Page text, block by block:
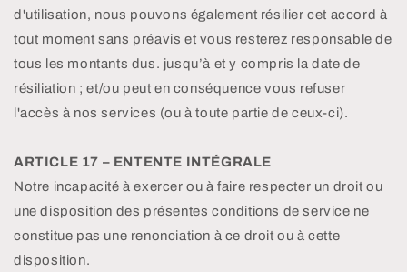
d'utilisation, nous pouvons également résilier cet accord à
tout moment sans préavis et vous resterez responsable de
tous les montants dus. jusqu’à et y compris la date de
résiliation ; et/ou peut en conséquence vous refuser
l'accès à nos services (ou à toute partie de ceux-ci).
ARTICLE 17 – ENTENTE INTÉGRALE
Notre incapacité à exercer ou à faire respecter un droit ou
une disposition des présentes conditions de service ne
constitue pas une renonciation à ce droit ou à cette
disposition.